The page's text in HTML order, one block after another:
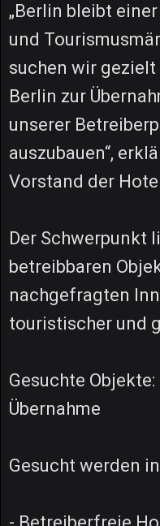
„Berlin bleibt
und
suchen wir
Berlin zur
unserer
auszubauen“,
Vorstand der
Der
betreibbaren
nachgefragten
touristischer und
Gesuchte
Übernahme
Gesucht werden